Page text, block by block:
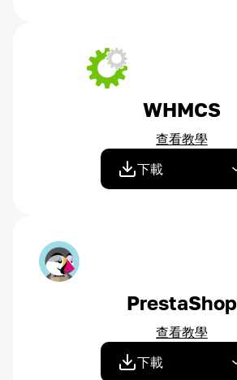
WHMCS
查看教學
下載
PrestaShop
查看教學
下載